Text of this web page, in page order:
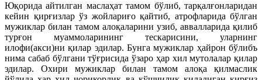
Юқорида айтилган маслаҳат тамом бўлиб, тарқалғонларидан
кейин қирғизлар ўз жойлариғо қайтиб, атрофларида бўлган
мужиклар билан тамом алоқаларини узиб, аввалларида қилиб
турғон муаммоларининг тескарисини, уларнинг
илофи(акси)ни қилар эдилар. Бунга мужиклар ҳайрон бўлибъ
нима сабаб бўлгани тўғрисида ўзаро ҳар хил мутолалар қилар
эдилар. Охири мужиклар билан тамом алоқа қилмаслик